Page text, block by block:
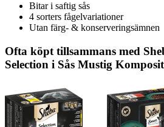
Bitar i saftig sås
4 sorters fågelvariationer
Utan färg- & konserveringsämnen
Ofta köpt tillsammans med
Selection i Sås Mustig